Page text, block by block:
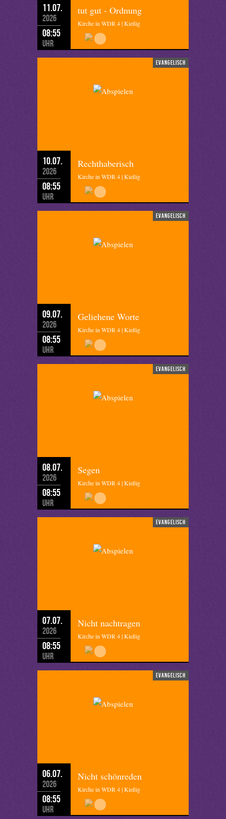
11.07.
2026
08:55
Uhr
tut gut - Ordnung
Kirche in WDR 4 | Kießig
evangelisch
10.07.
2026
08:55
Uhr
Rechthaberisch
Kirche in WDR 4 | Kießig
evangelisch
09.07.
2026
08:55
Uhr
Geliehene Worte
Kirche in WDR 4 | Kießig
evangelisch
08.07.
2026
08:55
Uhr
Segen
Kirche in WDR 4 | Kießig
evangelisch
07.07.
2026
08:55
Uhr
Nicht nachtragen
Kirche in WDR 4 | Kießig
evangelisch
06.07.
2026
08:55
Uhr
Nicht schönreden
Kirche in WDR 4 | Kießig